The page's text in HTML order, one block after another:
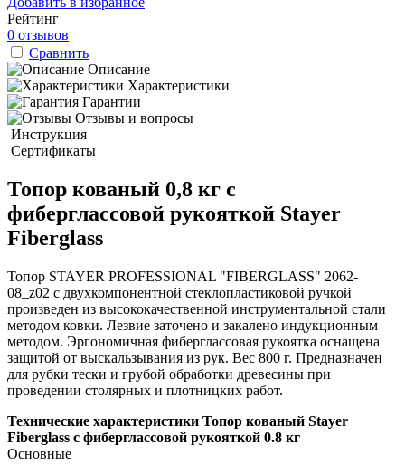
Рейтинг
0 отзывов
Сравнить
Описание
Характеристики
Гарантии
Отзывы и вопросы
Инструкция
Сертификаты
Топор кованый 0,8 кг с
фиберглассовой рукояткой Stayer
Fiberglass
Топор STAYER PROFESSIONAL "FIBERGLASS" 2062-
08_z02 с двухкомпонентной стеклопластиковой ручкой
произведен из высококачественной инструментальной стали
методом ковки. Лезвие заточено и закалено индукционным
методом. Эргономичная фиберглассовая рукоятка оснащена
защитой от выскальзывания из рук. Вес 800 г. Предназначен
для рубки тески и грубой обработки древесины при
проведении столярных и плотницких работ.
Технические характеристики Топор кованый Stayer
Fiberglass с фиберглассовой рукояткой 0.8 кг
Основные